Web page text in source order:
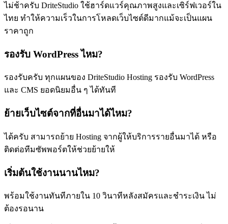
ไม่ช้าครับ DriteStudio ใช้ฮาร์ดแวร์คุณภาพสูงและเซิร์ฟเวอร์ใน
ไทย ทำให้ความเร็วในการโหลดเว็บไซต์ดีมากแม้จะเป็นแผน
ราคาถูก
รองรับ WordPress ไหม?
รองรับครับ ทุกแผนของ DriteStudio Hosting รองรับ WordPress
และ CMS ยอดนิยมอื่น ๆ ได้ทันที
ย้ายเว็บไซต์จากที่อื่นมาได้ไหม?
ได้ครับ สามารถย้าย Hosting จากผู้ให้บริการรายอื่นมาได้ หรือ
ติดต่อทีมซัพพอร์ตให้ช่วยย้ายให้
เริ่มต้นใช้งานนานไหม?
พร้อมใช้งานทันทีภายใน 10 วินาทีหลังสมัครและชำระเงิน ไม่
ต้องรอนาน